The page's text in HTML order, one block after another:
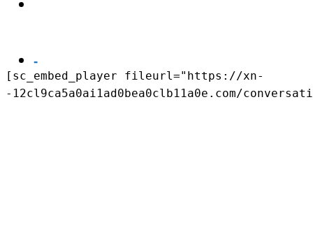
-
[sc_embed_player fileurl="https://xn-
-12cl9ca5a0ai1ad0bea0clb11a0e.com/